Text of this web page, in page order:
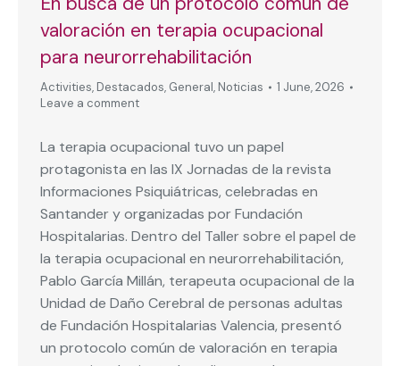
valoración en terapia ocupacional
para neurorrehabilitación
Activities, Destacados, General, Noticias
1 June, 2026
Leave a comment
La terapia ocupacional tuvo un papel
protagonista en las IX Jornadas de la revista
Informaciones Psiquiátricas, celebradas en
Santander y organizadas por Fundación
Hospitalarias. Dentro del Taller sobre el papel de
la terapia ocupacional en neurorrehabilitación,
Pablo García Millán, terapeuta ocupacional de la
Unidad de Daño Cerebral de personas adultas
de Fundación Hospitalarias Valencia, presentó
un protocolo común de valoración en terapia